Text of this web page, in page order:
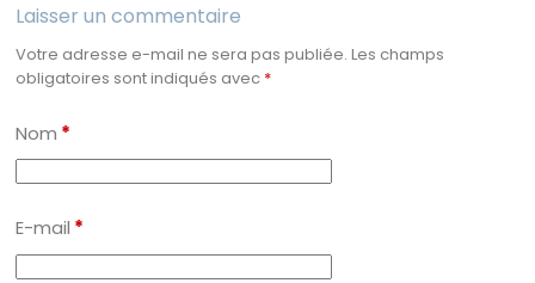
Laisser un commentaire
Votre adresse e-mail ne sera pas publiée. Les champs
obligatoires sont indiqués avec *
Nom *
E-mail *